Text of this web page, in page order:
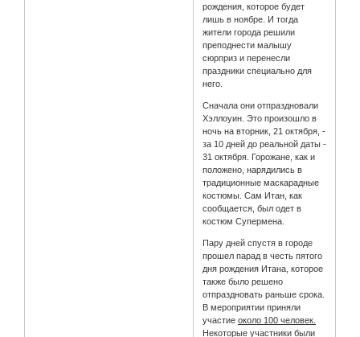
рождения, которое будет
лишь в ноябре. И тогда
жители города решили
преподнести малышу
сюрприз и перенесли
праздники специально для
него.
Сначала они отпраздновали
Хэллоуин. Это произошло в
ночь на вторник, 21 октября, -
за 10 дней до реальной даты -
31 октября. Горожане, как и
положено, нарядились в
традиционные маскарадные
костюмы. Сам Итан, как
сообщается, был одет в
костюм Супермена.
Пару дней спустя в городе
прошел парад в честь пятого
дня рождения Итана, которое
также было решено
отпраздновать раньше срока.
В мероприятии приняли
участиеоколо 100 человек.
Некоторые участники были